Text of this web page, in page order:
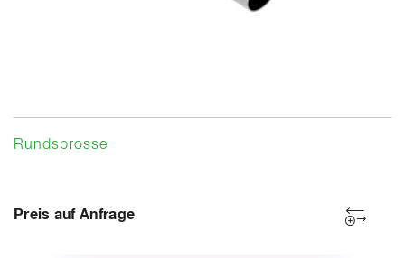
Rundsprosse
Preis auf Anfrage